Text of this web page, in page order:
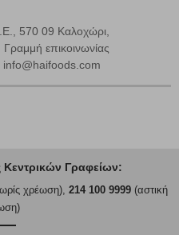
570 09 Καλοχώρι,
επικοινωνίας
Γραφείων:
χρέωση), 214 100 9999(αστική